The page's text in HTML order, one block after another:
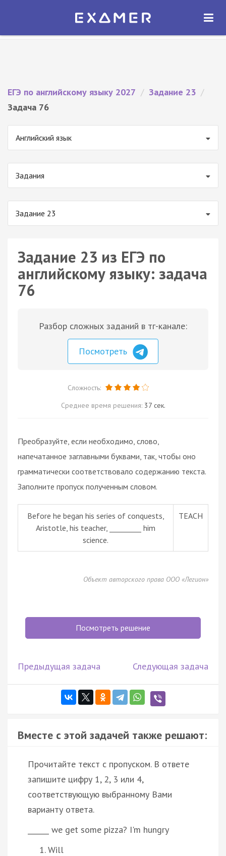
Экзамер — ЕГЭ 2027
ОТКРЫТЬ
ЕГЭ по английскому языку 2027 / Задание 23 /
Задача 76
Английский язык
Задания
Задание 23
Задание 23 из ЕГЭ по
английскому языку: задача
76
Разбор сложных заданий в тг-канале:
Посмотреть
Сложность:
Среднее время решения: 37 сек.
Преобразуйте, если необходимо, слово,
напечатанное заглавными буквами, так, чтобы оно
грамматически соответствовало содержанию текста.
Заполните пропуск полученным словом.
Before he began his series of conquests,
Aristotle, his teacher, _________ him
science.
TEACH
Объект авторского права ООО «Легион»
Посмотреть решение
Предыдущая задача Следующая задача
Вместе с этой задачей также решают:
Прочитайте текст с пропуском. В ответе
запишите цифру 1, 2, 3 или 4,
соответствующую выбранному Вами
варианту ответа.
______ we get some pizza? I'm hungry
Will